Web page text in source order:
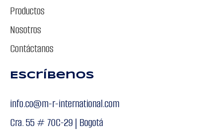
Productos
Nosotros
Contáctanos
Escríbenos
info.co@m-r-international.com
Cra. 55 # 70C-29 | Bogotá